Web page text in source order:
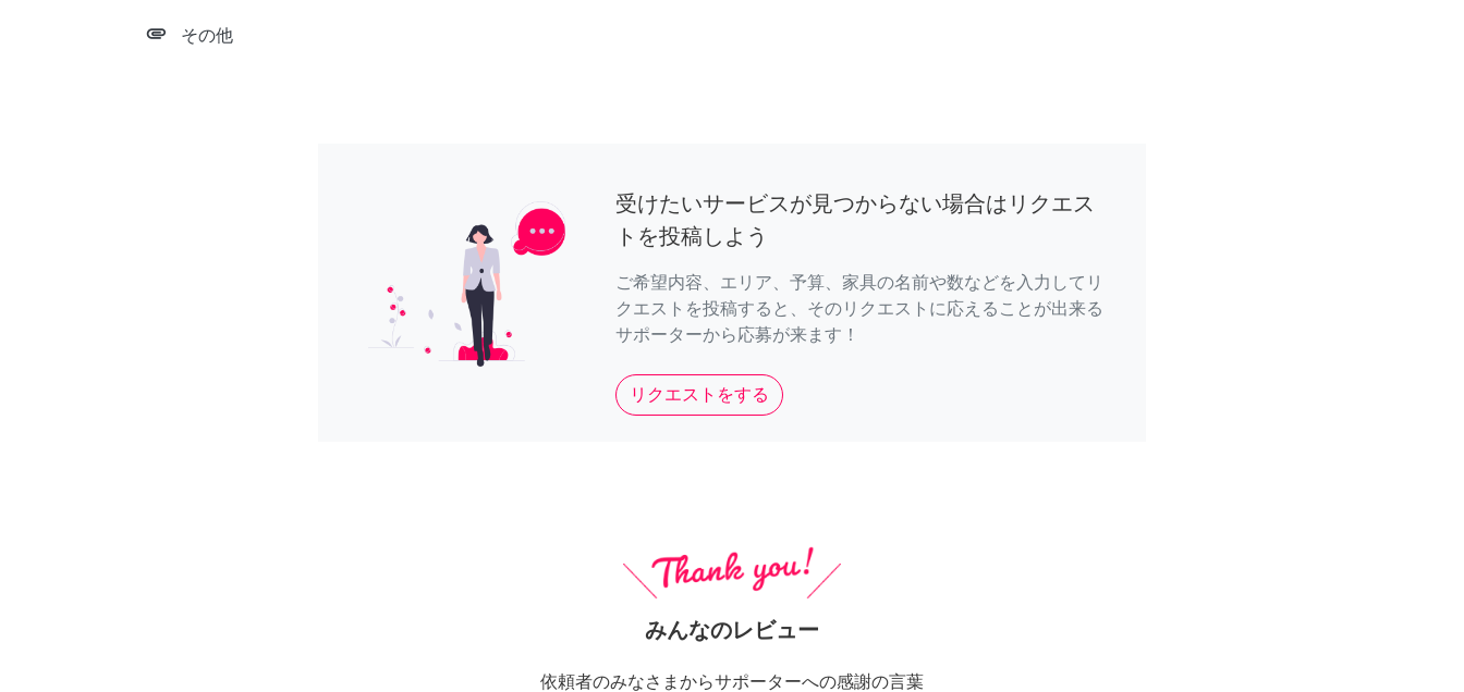
attachment その他
受けたいサービスが見つからない場合はリクエス
トを投稿しよう
ご希望内容、エリア、予算、家具の名前や数などを入力してリ
クエストを投稿すると、そのリクエストに応えることが出来る
サポーターから応募が来ます！
リクエストをする
みんなのレビュー
依頼者のみなさまからサポーターへの感謝の言葉